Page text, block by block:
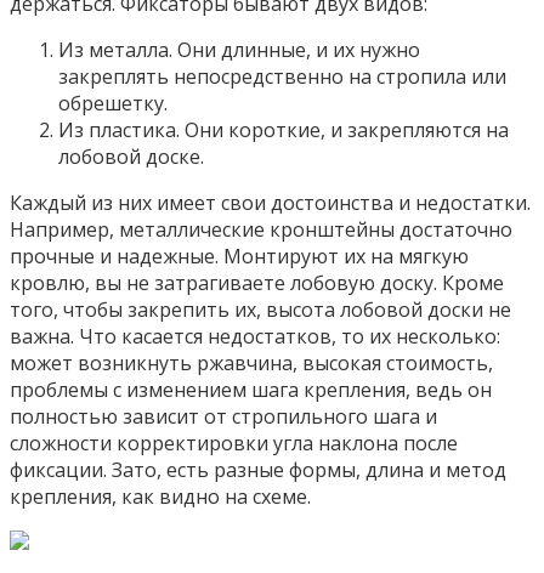
Из металла. Они длинные, и их нужно
закреплять непосредственно на стропила или
обрешетку.
Из пластика. Они короткие, и закрепляются на
лобовой доске.
Каждый из них имеет свои достоинства и недостатки.
Например, металлические кронштейны достаточно
прочные и надежные. Монтируют их на мягкую
кровлю, вы не затрагиваете лобовую доску. Кроме
того, чтобы закрепить их, высота лобовой доски не
важна. Что касается недостатков, то их несколько:
может возникнуть ржавчина, высокая стоимость,
проблемы с изменением шага крепления, ведь он
полностью зависит от стропильного шага и
сложности корректировки угла наклона после
фиксации. Зато, есть разные формы, длина и метод
крепления, как видно на схеме.